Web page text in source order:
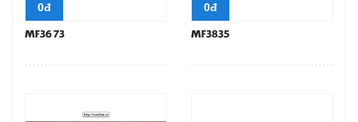
0đ
MF3673
0đ
MF3835